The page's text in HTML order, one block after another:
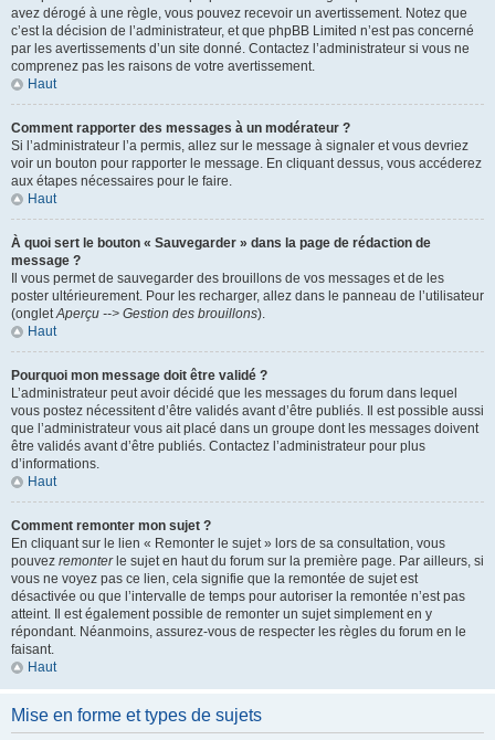
avez dérogé à une règle, vous pouvez recevoir un avertissement. Notez que
c’est la décision de l’administrateur, et que phpBB Limited n’est pas concerné
par les avertissements d’un site donné. Contactez l’administrateur si vous ne
comprenez pas les raisons de votre avertissement.
Haut
Comment rapporter des messages à un modérateur ?
Si l’administrateur l’a permis, allez sur le message à signaler et vous devriez
voir un bouton pour rapporter le message. En cliquant dessus, vous accéderez
aux étapes nécessaires pour le faire.
Haut
À quoi sert le bouton « Sauvegarder » dans la page de rédaction de
message ?
Il vous permet de sauvegarder des brouillons de vos messages et de les
poster ultérieurement. Pour les recharger, allez dans le panneau de l’utilisateur
(ongletAperçu --> Gestion des brouillons).
Haut
Pourquoi mon message doit être validé ?
L’administrateur peut avoir décidé que les messages du forum dans lequel
vous postez nécessitent d’être validés avant d’être publiés. Il est possible aussi
que l’administrateur vous ait placé dans un groupe dont les messages doivent
être validés avant d’être publiés. Contactez l’administrateur pour plus
d’informations.
Haut
Comment remonter mon sujet ?
En cliquant sur le lien « Remonter le sujet » lors de sa consultation, vous
pouvez remonterle sujet en haut du forum sur la première page. Par ailleurs, si
vous ne voyez pas ce lien, cela signifie que la remontée de sujet est
désactivée ou que l’intervalle de temps pour autoriser la remontée n’est pas
atteint. Il est également possible de remonter un sujet simplement en y
répondant. Néanmoins, assurez-vous de respecter les règles du forum en le
faisant.
Haut
Mise en forme et types de sujets